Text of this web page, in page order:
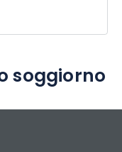
soggiorno